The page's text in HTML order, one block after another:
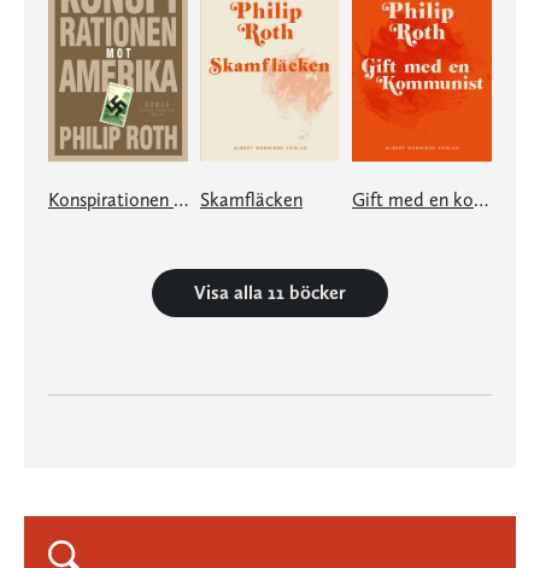
Konspirationen mot Amerika Skamfläcken Gift med en kommunist
Visa alla 11 böcker